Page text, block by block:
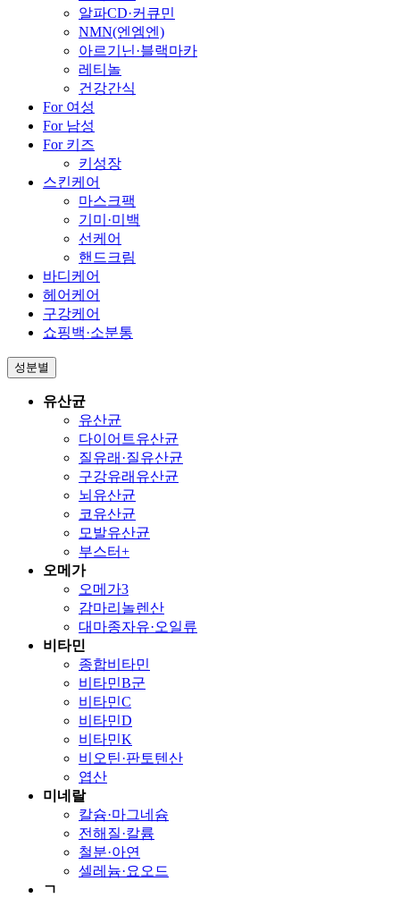
알파CD·커큐민
NMN(엔엠엔)
아르기닌·블랙마카
레티놀
건강간식
For 여성
For 남성
For 키즈
키성장
스킨케어
마스크팩
기미·미백
선케어
핸드크림
바디케어
헤어케어
구강케어
쇼핑백·소분통
성분별
유산균
유산균
다이어트유산균
질유래·질유산균
구강유래유산균
뇌유산균
코유산균
모발유산균
부스터+
오메가
오메가3
감마리놀렌산
대마종자유·오일류
비타민
종합비타민
비타민B군
비타민C
비타민D
비타민K
비오틴·판토텐산
엽산
미네랄
칼슘·마그네슘
전해질·칼륨
철분·아연
셀레늄·요오드
ㄱ